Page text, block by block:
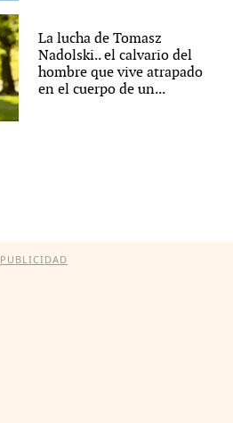
La lucha de Tomasz
Nadolski.. el calvario del
hombre que vive atrapado
en el cuerpo de un...
PUBLICIDAD